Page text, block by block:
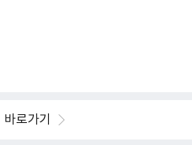
바로가기